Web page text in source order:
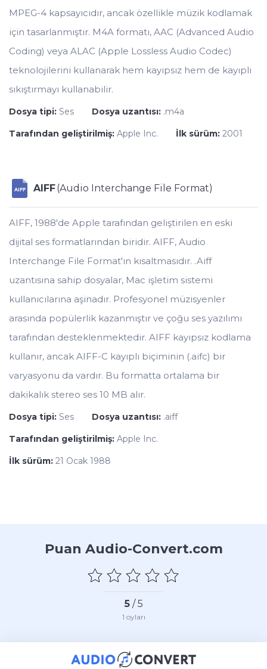
MPEG-4 kapsayıcıdır, ancak özellikle müzik kodlamak
için tasarlanmıştır. M4A formatı, AAC (Advanced Audio
Coding) veya ALAC (Apple Lossless Audio Codec)
teknolojilerini kullanarak hem kayıpsız hem de kayıplı
sıkıştırmayı kullanabilir.
Dosya tipi: Ses Dosya uzantısı: .m4a
Tarafından geliştirilmiş: Apple Inc. İlk sürüm: 2001
AIFF AIFF(Audio Interchange File Format)
AIFF, 1988'de Apple tarafından geliştirilen en eski
dijital ses formatlarından biridir. AIFF, Audio
Interchange File Format'ın kısaltmasıdır. .Aiff
uzantısına sahip dosyalar, Mac işletim sistemi
kullanıcılarına aşinadır. Profesyonel müzisyenler
arasında popülerlik kazanmıştır ve çoğu ses yazılımı
tarafından desteklenmektedir. AIFF kayıpsız kodlama
kullanır, ancak AIFF-C kayıplı biçiminin (.aifc) bir
varyasyonu da vardır. Bu formatta ortalama bir
dakikalık stereo ses 10 MB alır.
Dosya tipi: Ses Dosya uzantısı: .aiff
Tarafından geliştirilmiş: Apple Inc.
İlk sürüm: 21 Ocak 1988
Puan Audio-Convert.com
5/ 5
1 oyları